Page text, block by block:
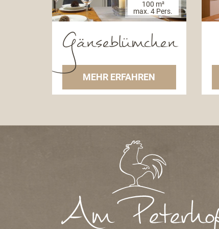
Gänseblümchen
100 m²
max. 4 Pers.
MEHR ERFAHREN